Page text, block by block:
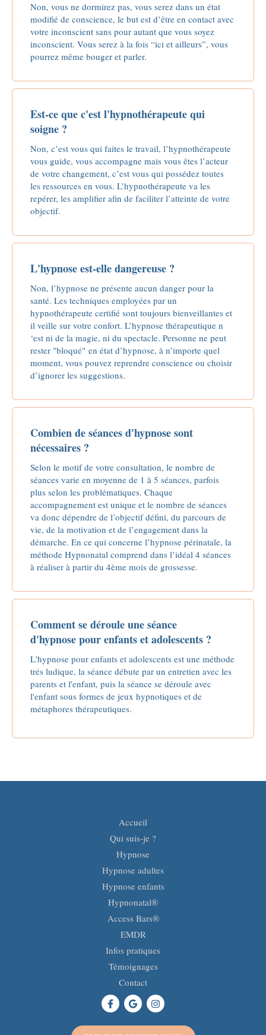
Non, vous ne dormirez pas, vous serez dans un état
modifié de conscience, le but est d’être en contact avec
votre inconscient sans pour autant que vous soyez
inconscient. Vous serez à la fois “ici et ailleurs”, vous
pourrez même bouger et parler.
Est-ce que c'est l'hypnothérapeute qui
soigne ?
Non, c’est vous qui faites le travail, l’hypnothérapeute
vous guide, vous accompagne mais vous êtes l’acteur
de votre changement, c’est vous qui possédez toutes
les ressources en vous. L’hypnothérapeute va les
repérer, les amplifier afin de faciliter l’atteinte de votre
objectif.
L'hypnose est-elle dangereuse ?
Non, l’hypnose ne présente aucun danger pour la
santé. Les techniques employées par un
hypnothérapeute certifié sont toujours bienveillantes et
il veille sur votre confort. L’hypnose thérapeutique n
‘est ni de la magie, ni du spectacle. Personne ne peut
rester "bloqué" en état d’hypnose, à n’importe quel
moment, vous pouvez reprendre conscience ou choisir
d’ignorer les suggestions.
Combien de séances d'hypnose sont
nécessaires ?
Selon le motif de votre consultation, le nombre de
séances varie en moyenne de 1 à 5 séances, parfois
plus selon les problématiques. Chaque
accompagnement est unique et le nombre de séances
va donc dépendre de l’objectif défini, du parcours de
vie, de la motivation et de l’engagement dans la
démarche. En ce qui concerne l’hypnose périnatale, la
méthode Hypnonatal comprend dans l’idéal 4 séances
à réaliser à partir du 4ème mois de grossesse.
Comment se déroule une séance
d'hypnose pour enfants et adolescents ?
L'hypnose pour enfants et adolescents est une méthode
trés ludique, la séance débute par un entretien avec les
parents et l'enfant, puis la séance se déroule avec
l'enfant sous formes de jeux hypnotiques et de
métaphores thérapeutiques.
Accueil
Qui suis-je ?
Hypnose
Hypnose adultes
Hypnose enfants
Hypnonatal®
Access Bars®
EMDR
Infos pratiques
Témoignages
Contact